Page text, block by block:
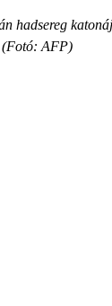
hadsereg
(Fotó: AFP)